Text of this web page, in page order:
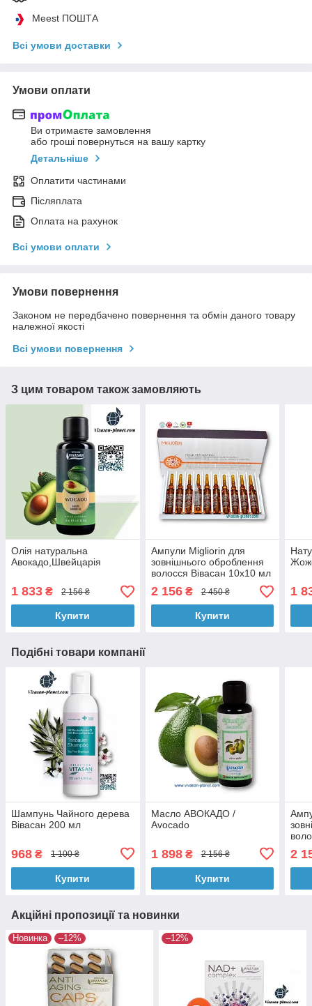
Meest ПОШТА
Всі умови доставки
Умови оплати
Ви отримаєте замовлення
або гроші повернуться на вашу картку
Детальніше
Оплатити частинами
Післяплата
Оплата на рахунок
Всі умови оплати
Умови повернення
Законом не передбачено повернення та обмін даного товару
належної якості
Всі умови повернення
З цим товаром також замовляють
Олія натуральна
Авокадо,Швейцарія
1 833 ₴ 2 156 ₴
Купити
Ампули Migliorin для
зовнішнього оброблення
волосся Вівасан 10х10 мл
2 156₴ 2 450 ₴
Купити
1
Подібні товари компанії
Шампунь Чайного дерева
Вівасан 200 мл
968 ₴ 1 100 ₴
Купити
Масло АВОКАДО /
Avocado
1 898₴ 2 156 ₴
Купити
2
Акційні пропозиції та новинки
Новинка –12% –12%